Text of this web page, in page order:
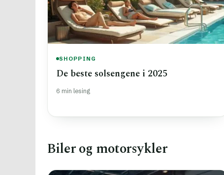
SHOPPING
De beste solsengene i 2025
6 min lesing
Biler og motorsykler